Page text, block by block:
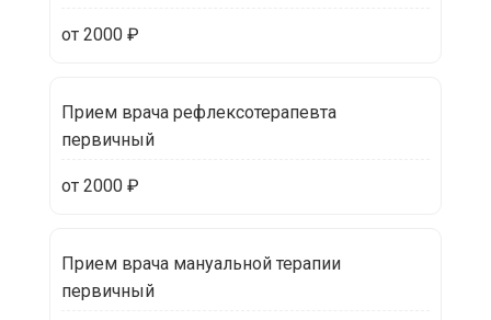
от 2000 ₽
Прием врача рефлексотерапевта
первичный
от 2000 ₽
Прием врача мануальной терапии
первичный